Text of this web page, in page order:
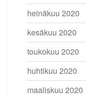
heinäkuu 2020
kesäkuu 2020
toukokuu 2020
huhtikuu 2020
maaliskuu 2020